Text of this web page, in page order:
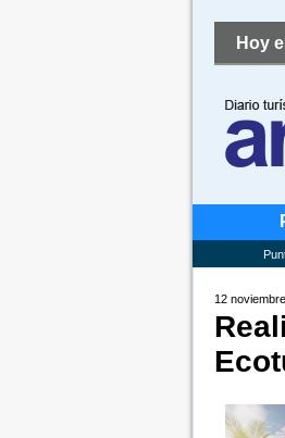
Hoy
12